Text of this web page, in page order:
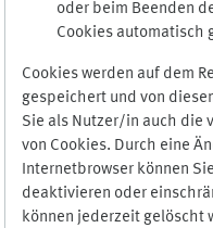
oder beim Beenden
Cookies automatisch
Cookies werden auf dem
gespeichert und von
Sie als Nutzer/in auch die
von Cookies. Durch eine
Internetbrowser können
deaktivieren oder
können jederzeit gelöscht